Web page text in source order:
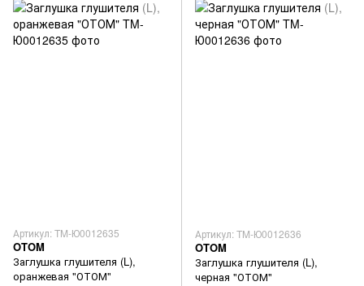
Артикул: TM-Ю0012635
OTOM
Заглушка глушителя (L),
оранжевая "ОТОМ"
Артикул: TM-Ю0012636
OTOM
Заглушка глушителя (L),
черная "ОТОМ"